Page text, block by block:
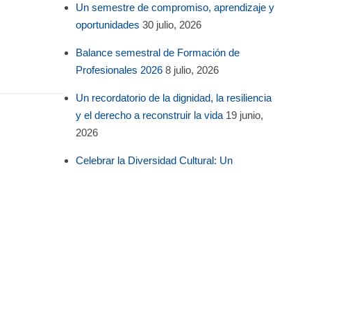
Un semestre de compromiso, aprendizaje y
oportunidades 30 julio, 2026
Balance semestral de Formación de
Profesionales 2026 8 julio, 2026
Un recordatorio de la dignidad, la resiliencia
y el derecho a reconstruir la vida 19 junio,
2026
Celebrar la Diversidad Cultural: Un